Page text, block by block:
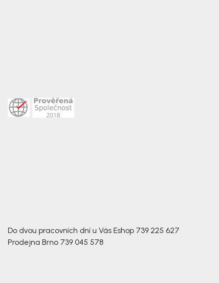
Do dvou pracovních dní u Vás Eshop 739 225 627
Prodejna Brno 739 045 578